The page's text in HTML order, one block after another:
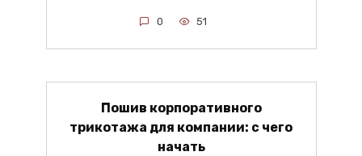
0 51
Пошив корпоративного
трикотажа для компании: с чего
начать